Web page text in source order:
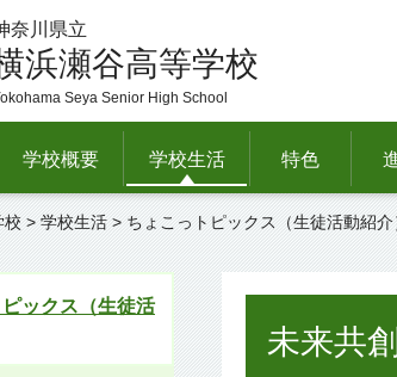
奈川県立
浜瀬谷高等学校
Seya Senior High School
学校概要 学校生活 特色
校 > 学校生活 > ちょこっトピックス（生徒活動紹介
ックス（生徒活
未来共